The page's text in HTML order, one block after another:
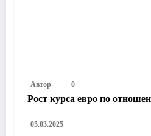
Автор 0
Рост курса евро по
05.03.2025